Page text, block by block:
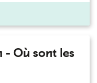
- Où sont les